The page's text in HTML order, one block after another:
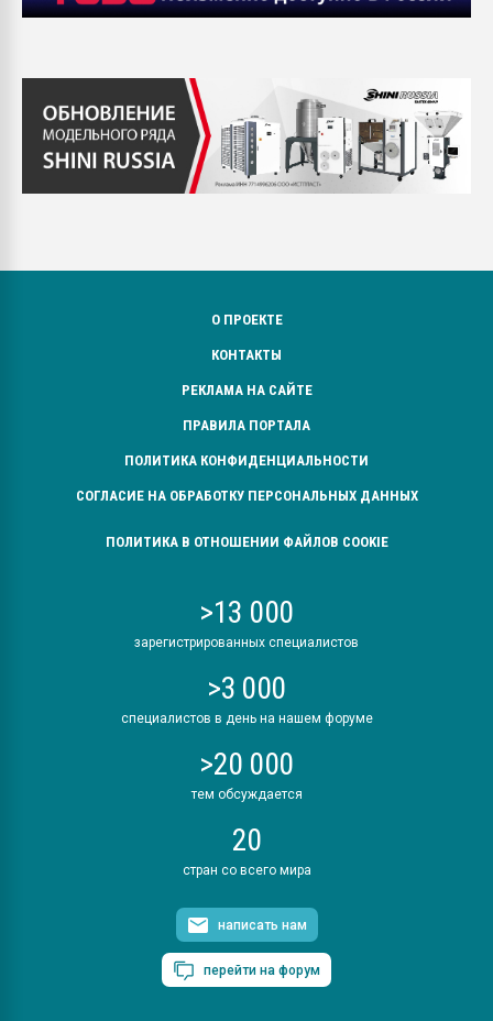
О ПРОЕКТЕ
КОНТАКТЫ
РЕКЛАМА НА САЙТЕ
ПРАВИЛА ПОРТАЛА
ПОЛИТИКА КОНФИДЕНЦИАЛЬНОСТИ
СОГЛАСИЕ НА ОБРАБОТКУ ПЕРСОНАЛЬНЫХ ДАННЫХ
ПОЛИТИКА В ОТНОШЕНИИ ФАЙЛОВ COOKIE
>13 000
зарегистрированных специалистов
>3 000
специалистов в день на нашем форуме
>20 000
тем обсуждается
20
стран со всего мира
написать нам
перейти на форум